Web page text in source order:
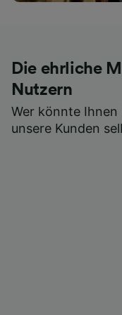
Die ehrliche
Nutzern
Wer könnte Ihnen
unsere Kunden